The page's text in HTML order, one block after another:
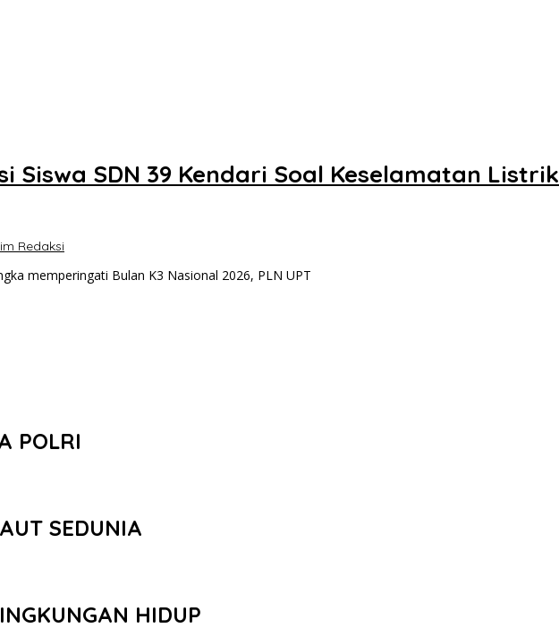
Siswa SDN 39 Kendari Soal Keselamatan
Redaksi
memperingati Bulan K3 Nasional 2026, PLN UPT
POLRI
SEDUNIA
HIDUP